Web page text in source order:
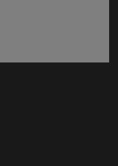
en nueva ventana)
nueva ventana)